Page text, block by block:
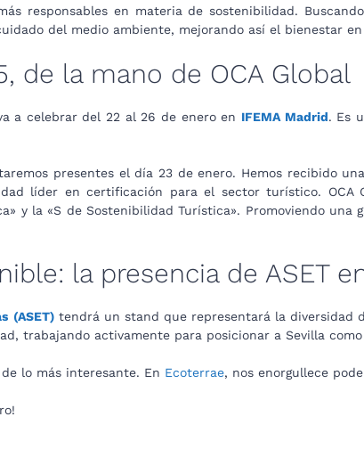
responsables en materia de sostenibilidad.
del medio ambiente, mejorando así el bienestar
de la mano de OCA Global
a celebrar del 22 al 26 de enero en IFEMA Madrid. Es
presentes el día 23 de enero. Hemos recibido
líder en certificación para el sector turístico. OCA
y la «S de Sostenibilidad Turística». Promoviendo
la presencia de ASET
(ASET)tendrá un stand que representará la diversidad
trabajando activamente para posicionar a Sevilla
lo más interesante. En Ecoterrae, nos enorgullece